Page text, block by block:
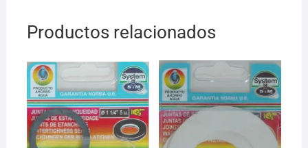
Productos relacionados